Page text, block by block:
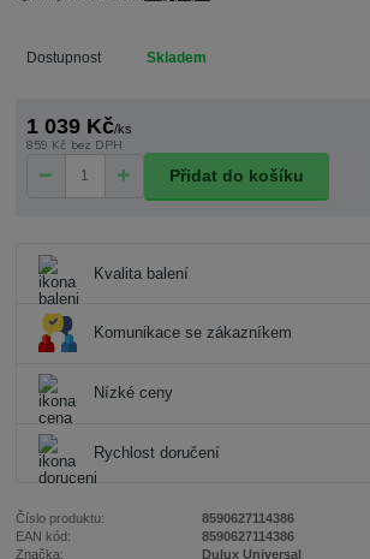
Dostupnost Skladem
1 039 Kč/ks
859 Kč bez DPH
Přidat do košíku
Kvalita balení
Komunikace se zákazníkem
Nízké ceny
Rychlost doručení
Číslo produktu:
8590627114386
EAN kód:
8590627114386
Značka:
Dulux Universal